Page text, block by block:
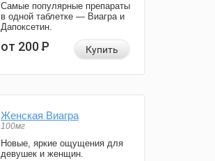
Самые популярные препараты
в одной таблетке — Виагра и
Дапоксетин.
от 200Р Купить
Женская Виагра
100мг
Новые, яркие ощущения для
девушек и женщин.